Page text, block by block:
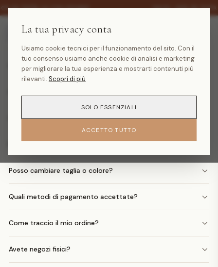
SU TUTTA LA COLLEZIONE · SALDI -30% SU
Domande frequenti
Quanto costa la spedizione?
Come faccio un reso?
Posso avere il rimborso in denaro?
Posso cambiare taglia o colore?
Quali metodi di pagamento accettate?
Come traccio il mio ordine?
Avete negozi fisici?
La tua privacy conta
Usiamo cookie tecnici per il funzionamento del sito. Con il
tuo consenso usiamo anche cookie di analisi e marketing
per migliorare la tua esperienza e mostrarti contenuti più
rilevanti. Scopri di più
SOLO ESSENZIALI
ACCETTO TUTTO